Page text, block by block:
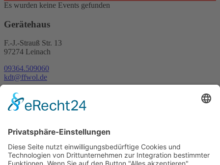
Es wurden keine Events gefunden
Gerätehaus
F.-J.-Strauß Str. 13
97274 Leinach
09364.509060
kdt@ffwol.de
Kartenansicht
Im Notfall
Kontakt